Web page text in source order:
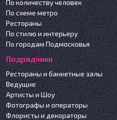
По количеству человек
По схеме метро
Рестораны
По стилю и интерьеру
По городам Подмосковья
Подрядчики
Рестораны и банкетные залы
Ведущие
Артисты и Шоу
Фотографы и операторы
Флористы и декораторы